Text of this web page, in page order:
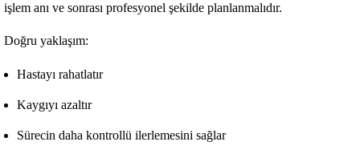
işlem anı ve sonrası profesyonel şekilde planlanmalıdır.
Doğru yaklaşım:
Hastayı rahatlatır
Kaygıyı azaltır
Sürecin daha kontrollü ilerlemesini sağlar